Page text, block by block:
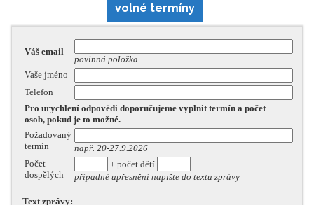
volné termíny